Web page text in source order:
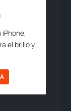
el brillo y